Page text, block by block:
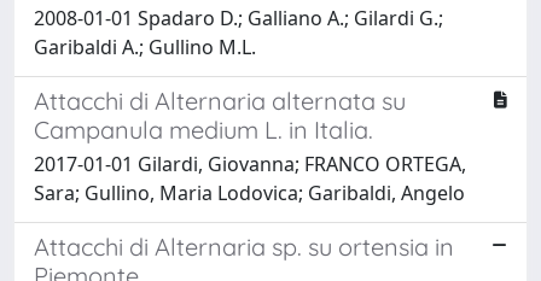
2008-01-01 Spadaro D.; Galliano A.; Gilardi G.;
Garibaldi A.; Gullino M.L.
Attacchi di Alternaria alternata su
Campanula medium L. in Italia.
2017-01-01 Gilardi, Giovanna; FRANCO ORTEGA,
Sara; Gullino, Maria Lodovica; Garibaldi, Angelo
Attacchi di Alternaria sp. su ortensia in